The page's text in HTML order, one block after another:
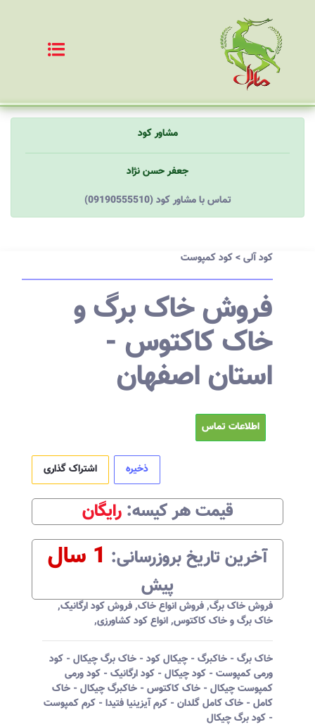
مشاور کود
جعفر حسن نژاد
(09190555510) تماس با مشاور کود
کود آلی>کود کمپوست
فروش خاک برگ و
خاک کاکتوس -
استان اصفهان
اطلاعات تماس
ذخیره اشتراک گذاری
قیمت هرکیسه:‌رایگان
آخرین تاریخ بروزرسانی:‌ 1 سال
پیش
فروش خاک برگ,فروش انواع خاک,فروش کود ارگانیک,
خاک برگ و خاک کاکتوس,انواع کود کشاورزی,
خاک برگ - خاکبرگ - چیکال کود - خاک برگ چیکال - کود
ورمی کمپوست - کود چیکال - کود ارگانیک - کود ورمی
کمپوست چیکال - خاک کاکتوس - خاکبرگ چیکال - خاک
کامل - خاک کامل گلدان - کرم آیزینیا فتیدا - کرم کمپوست
- کود برگ چیکال